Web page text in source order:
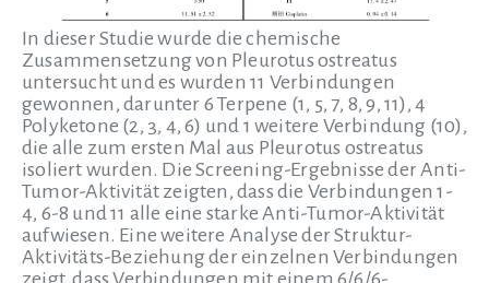
In dieser Studie wurde die chemische
Zusammensetzung von Pleurotus ostreatus
untersucht und es wurden 11 Verbindungen
gewonnen, darunter 6 Terpene (1, 5, 7, 8, 9, 11), 4
Polyketone (2, 3, 4, 6) und 1 weitere Verbindung (10),
die alle zum ersten Mal aus Pleurotus ostreatus
isoliert wurden. Die Screening-Ergebnisse der Anti-
Tumor-Aktivität zeigten, dass die Verbindungen 1-
4, 6-8 und 11 alle eine starke Anti-Tumor-Aktivität
aufwiesen. Eine weitere Analyse der Struktur-
Aktivitäts-Beziehung der einzelnen Verbindungen